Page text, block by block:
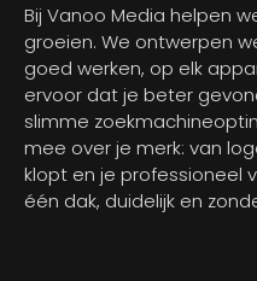
Bij Vanoo Media helpen
groeien. We ontwerpen
goed werken, op elk
ervoor dat je beter
slimme
mee over je merk: van
klopt en je professioneel
één dak, duidelijk en